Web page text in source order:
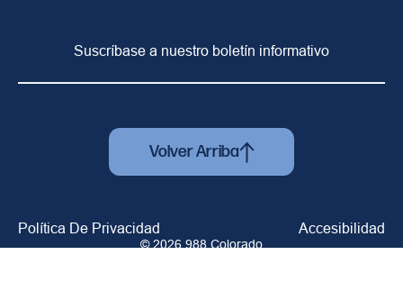
Suscríbase a nuestro boletín informativo
Volver Arriba
Política De Privacidad Accesibilidad
© 2026 988 Colorado